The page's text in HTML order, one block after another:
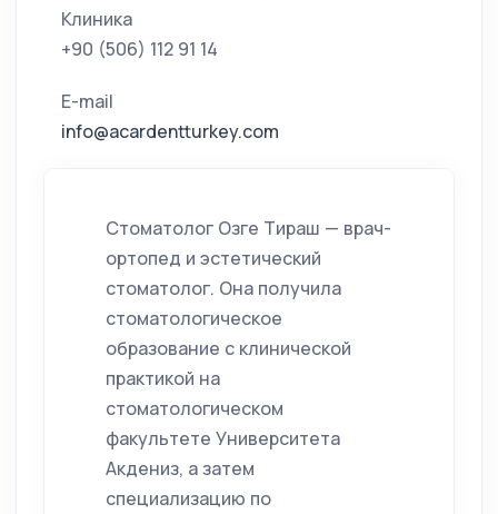
Клиника
+90 (506) 112 91 14
E-mail
info@acardentturkey.com
Стоматолог Озге Тираш — врач-
ортопед и эстетический
стоматолог. Она получила
стоматологическое
образование с клинической
практикой на
стоматологическом
факультете Университета
Акдениз, а затем
специализацию по